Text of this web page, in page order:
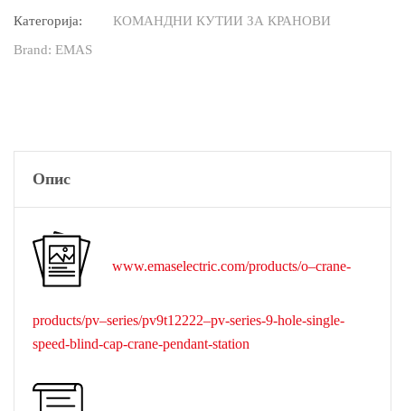
Категорија:
КОМАНДНИ КУТИИ ЗА КРАНОВИ
Brand: EMAS
Опис
www.emaselectric.com/products/o–crane-
products/pv–series/pv9t12222–pv-series-9-hole-single-
speed-blind-cap-crane-pendant-station